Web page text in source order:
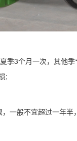
季3个月一次，其他
;
一般不宜超过一年半